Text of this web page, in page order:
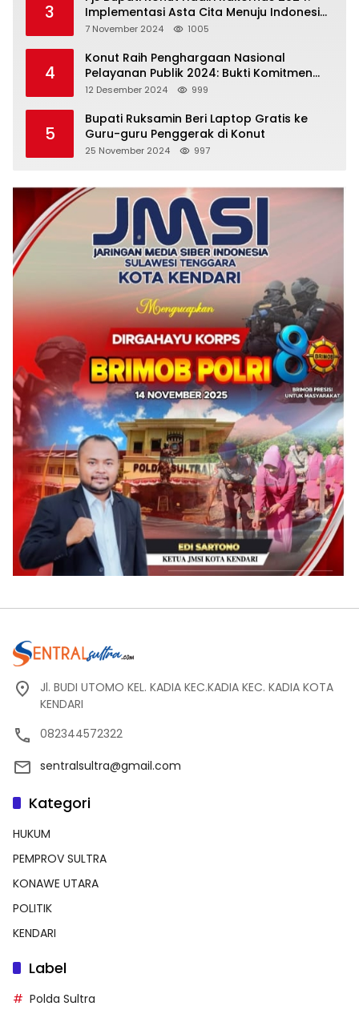
3
Implementasi Asta Cita Menuju Indonesia
Emas
7 November 2024 1005
4
Konut Raih Penghargaan Nasional
Pelayanan Publik 2024: Bukti Komitmen
Menuju Pelayanan Prima
12 Desember 2024 999
5
Bupati Ruksamin Beri Laptop Gratis ke
Guru-guru Penggerak di Konut
25 November 2024 997
Jl. BUDI UTOMO KEL. KADIA KEC.KADIA KEC. KADIA KOTA
KENDARI
082344572322
sentralsultra@gmail.com
Kategori
HUKUM
PEMPROV SULTRA
KONAWE UTARA
POLITIK
KENDARI
Label
Polda Sultra